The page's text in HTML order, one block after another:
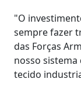
"O
sempre fazer
das Forças
nosso
tecido